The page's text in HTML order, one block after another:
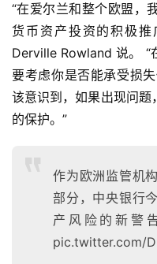
“在爱尔兰和整个欧盟，
货币资产投资的积极
Derville Rowland 说。 “
要考虑你是否能承受损
该意识到，如果出现问
的保护。”
作为欧洲监管机
部分，中央银行
产风险的新警
pic.twitter.com/